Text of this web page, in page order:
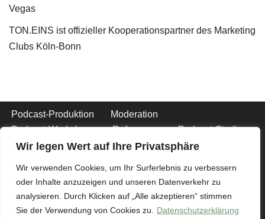
Wir legen Wert auf Ihre Privatsphäre
Wir verwenden Cookies, um Ihr Surferlebnis zu verbessern
oder Inhalte anzuzeigen und unseren Datenverkehr zu
analysieren. Durch Klicken auf „Alle akzeptieren“ stimmen
Sie der Verwendung von Cookies zu.
Datenschutzerklärung
Vegas
TON.EINS ist offizieller Kooperationspartner des Marketing
Clubs Köln-Bonn
Podcast-Produktion
Moderation
Podcast-Workshops
Referenzen
Podcast-Studio
Podcast-Jingles
Team Kontakt
Impressum
Datenschutzerklärung
Datenschutzerklärung Social Media